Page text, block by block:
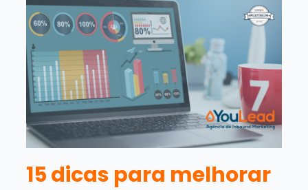
15 dicas para melhorar